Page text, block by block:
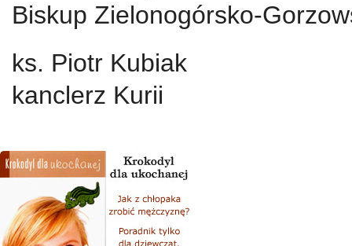
Biskup Zielonogórsko-
ks. Piotr Kubiak
kanclerz Kurii